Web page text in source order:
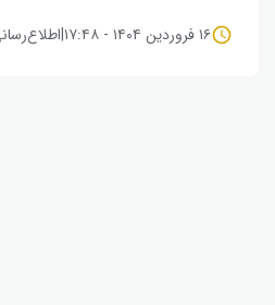
۱۶ فروردین ۱۴۰۴ - ۱۷:۴۸ |اطلاع‌رسانی